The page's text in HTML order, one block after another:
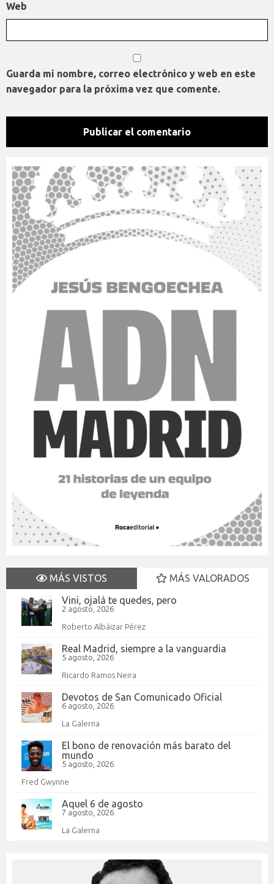
Web
Guarda mi nombre, correo electrónico y web en este
navegador para la próxima vez que comente.
MÁS VISTOS
MÁS VALORADOS
Vini, ojalá te quedes, pero
2 agosto, 2026
Roberto Albáizar Pérez
Real Madrid, siempre a la vanguardia
5 agosto, 2026
Ricardo Ramos Neira
Devotos de San Comunicado Oficial
6 agosto, 2026
La Galerna
El bono de renovación más barato del
mundo
5 agosto, 2026
Fred Gwynne
Aquel 6 de agosto
7 agosto, 2026
La Galerna